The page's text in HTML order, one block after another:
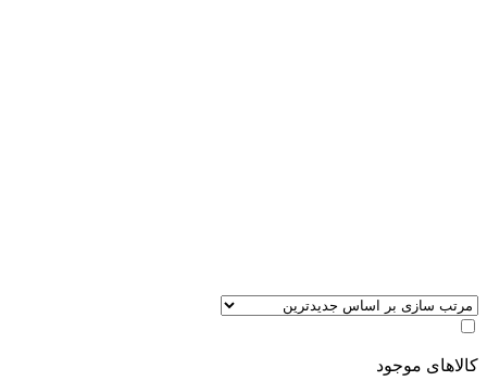
کالاهای موجود